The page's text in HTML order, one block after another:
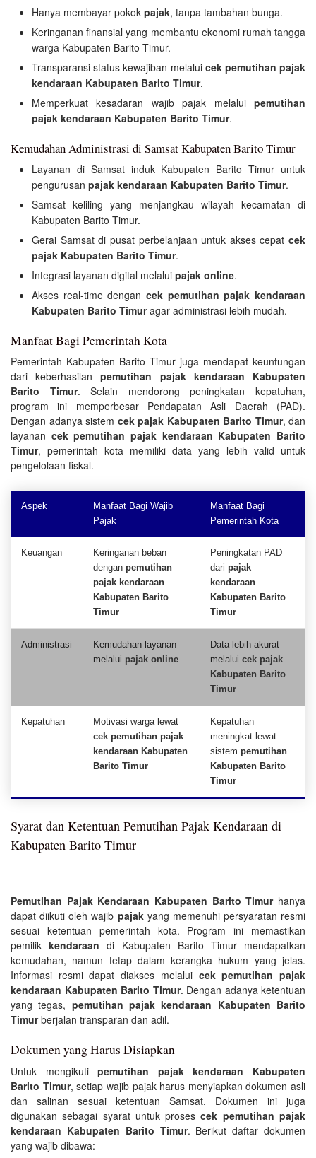
Hanya membayar pokok pajak, tanpa tambahan bunga.
Keringanan finansial yang membantu ekonomi rumah tangga
warga Kabupaten Barito Timur.
Transparansi status kewajiban melalui cek pemutihan pajak
kendaraan Kabupaten Barito Timur.
Memperkuat kesadaran wajib pajak melalui pemutihan
pajak kendaraan Kabupaten Barito Timur.
Kemudahan Administrasi di Samsat Kabupaten Barito Timur
Layanan di Samsat induk Kabupaten Barito Timur untuk
pengurusan pajak kendaraan Kabupaten Barito Timur.
Samsat keliling yang menjangkau wilayah kecamatan di
Kabupaten Barito Timur.
Gerai Samsat di pusat perbelanjaan untuk akses cepat cek
pajak Kabupaten Barito Timur.
Integrasi layanan digital melalui pajak online.
Akses real-time dengan cek pemutihan pajak kendaraan
Kabupaten Barito Timuragar administrasi lebih mudah.
Manfaat Bagi Pemerintah Kota
Pemerintah Kabupaten Barito Timur juga mendapat keuntungan
dari keberhasilanpemutihan pajak kendaraan Kabupaten
Barito Timur. Selain mendorong peningkatan kepatuhan,
program ini memperbesar Pendapatan Asli Daerah (PAD).
Dengan adanya sistem cek pajak Kabupaten Barito Timur, dan
layanan cek pemutihan pajak kendaraan Kabupaten Barito
Timur, pemerintah kota memiliki data yang lebih valid untuk
pengelolaan fiskal.
Aspek
Manfaat Bagi Wajib
Pajak
Manfaat Bagi
Pemerintah Kota
Keuangan
Keringanan beban
dengan pemutihan
pajak kendaraan
Kabupaten Barito
Timur
Peningkatan PAD
dari pajak
kendaraan
Kabupaten Barito
Timur
Administrasi
Kemudahan layanan
melalui pajak online
Data lebih akurat
melalui cek pajak
Kabupaten Barito
Timur
Kepatuhan
Motivasi warga lewat
cek pemutihan pajak
kendaraan Kabupaten
Barito Timur
Kepatuhan
meningkat lewat
sistem pemutihan
Kabupaten Barito
Timur
Syarat dan Ketentuan Pemutihan Pajak Kendaraan di
Kabupaten Barito Timur
Pemutihan Pajak Kendaraan Kabupaten Barito Timurhanya
dapat diikuti oleh wajib pajakyang memenuhi persyaratan resmi
sesuai ketentuan pemerintah kota. Program ini memastikan
pemilikkendaraan di Kabupaten Barito Timur mendapatkan
kemudahan, namun tetap dalam kerangka hukum yang jelas.
Informasi resmi dapat diakses melalui cek pemutihan pajak
kendaraan Kabupaten Barito Timur. Dengan adanya ketentuan
yang tegas, pemutihan pajak kendaraan Kabupaten Barito
Timurberjalan transparan dan adil.
Dokumen yang Harus Disiapkan
Untuk mengikutipemutihan pajak kendaraan Kabupaten
Barito Timur, setiap wajib pajak harus menyiapkan dokumen asli
dan salinan sesuai ketentuan Samsat. Dokumen ini juga
digunakan sebagai syarat untuk prosescek pemutihan pajak
kendaraan Kabupaten Barito Timur. Berikut daftar dokumen
yang wajib dibawa: